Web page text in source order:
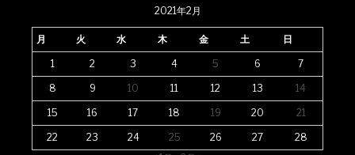
2021年2月
月 火 水 木 金 土 日
1 2 3 4 5 6 7
8 9 10 11 12 13 14
15 16 17 18 19 20 21
22 23 24 25 26 27
28